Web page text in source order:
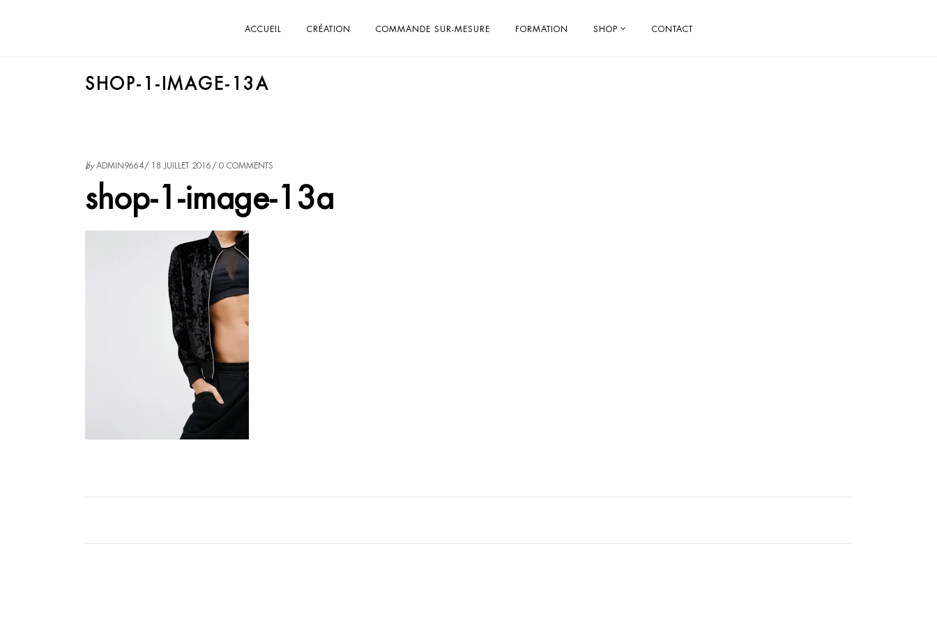
ACCUEIL CRÉATION COMMANDE SUR-MESURE FORMATION SHOP CONTACT
SHOP-1-IMAGE-13A
byADMIN9664 18 JUILLET 2016 0 COMMENTS
shop-1-image-13a